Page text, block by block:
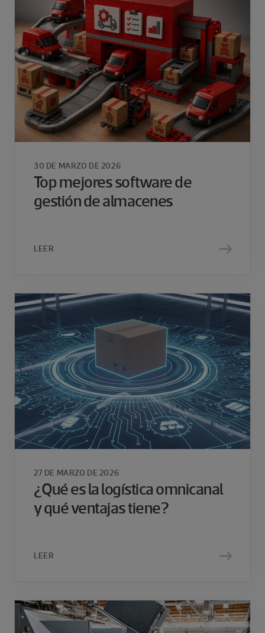
30 DE MARZO DE 2026
Top mejores software de
gestión de almacenes
LEER
27 DE MARZO DE 2026
¿Qué es la logística omnicanal
y qué ventajas tiene?
LEER